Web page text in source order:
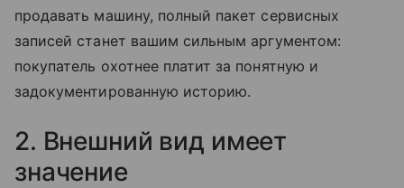
продавать машину, полный пакет сервисных
записей станет вашим сильным аргументом:
покупатель охотнее платит за понятную и
задокументированную историю.
2. Внешний вид имеет
значение